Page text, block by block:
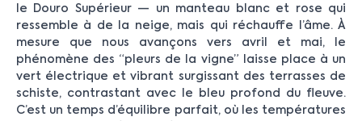
le Douro Supérieur — un manteau blanc et rose qui
ressemble à de la neige, mais qui réchauffe l’âme. À
mesure que nous avançons vers avril et mai, le
phénomène des “pleurs de la vigne” laisse place à un
vert électrique et vibrant surgissant des terrasses de
schiste, contrastant avec le bleu profond du fleuve.
C’est un temps d’équilibre parfait, où les températures